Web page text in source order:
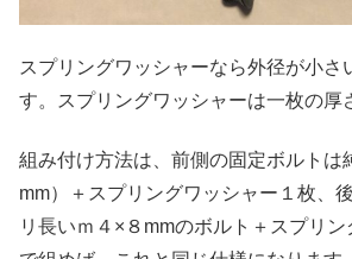
スプリングワッシャーなら外径が小さ
す。スプリングワッシャーは一枚の厚
組み付け方法は、前側の固定ボルトは
mm）＋スプリングワッシャー１枚、
リ長いｍ４×８mmのボルト＋スプリ